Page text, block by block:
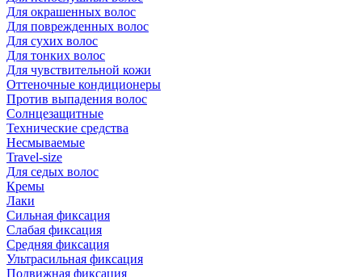
Для окрашенных волос
Для поврежденных волос
Для сухих волос
Для тонких волос
Для чувствительной кожи
Оттеночные кондиционеры
Против выпадения волос
Солнцезащитные
Технические средства
Несмываемые
Travel-size
Для седых волос
Кремы
Лаки
Сильная фиксация
Слабая фиксация
Средняя фиксация
Ультрасильная фиксация
Подвижная фиксация